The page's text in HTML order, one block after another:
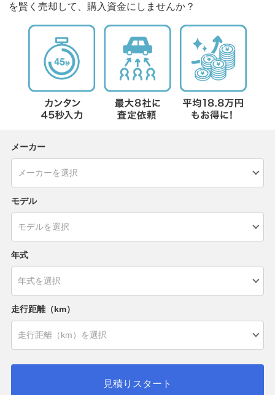
を賢く売却して、購入資金にしませんか？
メーカー
モデル
年式
走行距離（km）
見積りスタート